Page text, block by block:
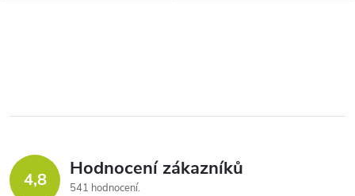
4,8 Hodnocení zákazníků
541 hodnocení